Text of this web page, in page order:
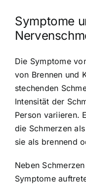
Symptome
Die Symptome
von Brennen und
stechenden
Intensität der
Person variieren.
die Schmerzen
sie als brennend
Neben
Symptome